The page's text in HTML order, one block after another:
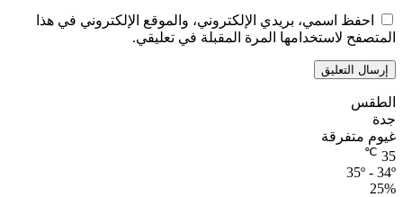
احفظ اسمي، بريدي الإلكتروني، والموقع الإلكتروني في هذا
المتصفح لاستخدامها المرة المقبلة في تعليقي.
الطقس
جدة
غيوم متفرقة
35
℃
35º - 34º
25%